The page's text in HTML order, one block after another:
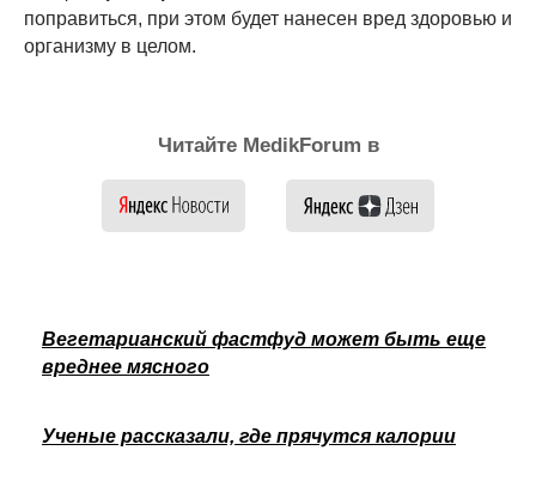
поправиться, при этом будет нанесен вред здоровью и
организму в целом.
Читайте MedikForum в
Вегетарианский фастфуд может быть еще
вреднее мясного
Ученые рассказали, где прячутся калории